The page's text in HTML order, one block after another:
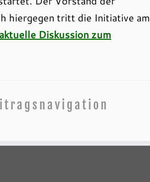
hiergegen tritt die Initiative am
Diskussion zum